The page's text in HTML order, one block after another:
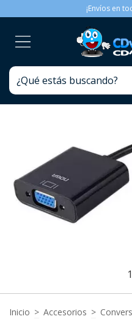
¡Envíos en
1
Inicio > Accesorios >